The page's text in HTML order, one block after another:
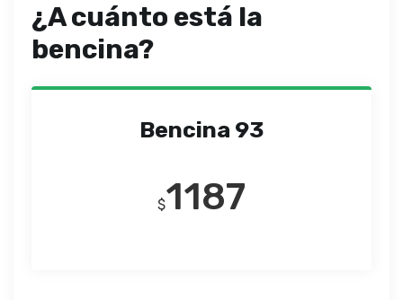
¿A cuánto está la
bencina?
Bencina 93
$1187